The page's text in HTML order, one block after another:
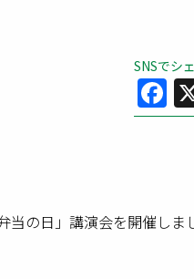
SNSでシ
の日」講演会を開催しま